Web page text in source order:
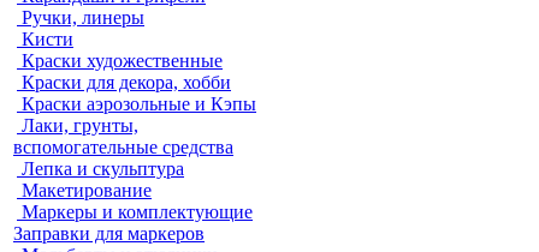
Ручки, линеры
Кисти
Краски художественные
Краски для декора, хобби
Краски аэрозольные и Кэпы
Лаки, грунты,
вспомогательные средства
Лепка и скульптура
Макетирование
Маркеры и комплектующие
Заправки для маркеров